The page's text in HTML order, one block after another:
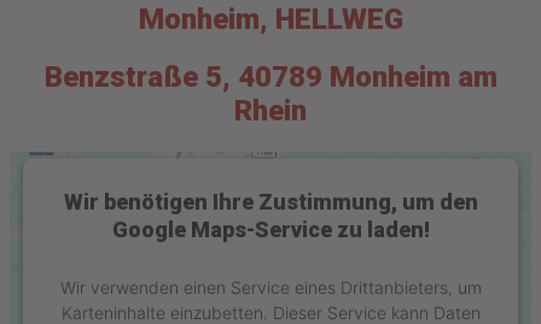
Monheim, HELLWEG
Benzstraße 5, 40789 Monheim am
Rhein
Wir benötigen Ihre Zustimmung, um den
Google Maps-Service zu laden!
Wir verwenden einen Service eines Drittanbieters, um
Karteninhalte einzubetten. Dieser Service kann Daten